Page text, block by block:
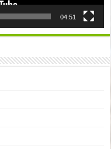
04:51